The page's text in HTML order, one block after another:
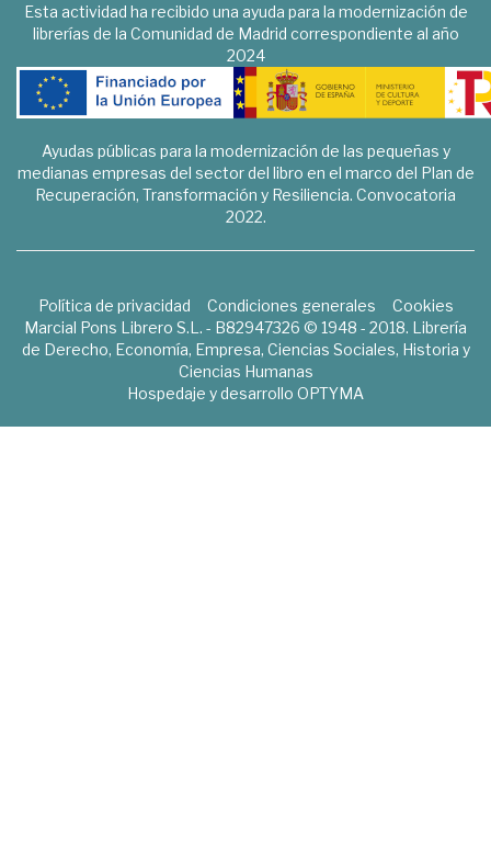
Esta actividad ha recibido una ayuda para la modernización de
librerías de la Comunidad de Madrid correspondiente al año
2024
Ayudas públicas para la modernización de las pequeñas y
medianas empresas del sector del libro en el marco del Plan de
Recuperación, Transformación y Resiliencia. Convocatoria
2022.
Política de privacidad Condiciones generales
Cookies
Marcial Pons Librero S.L. - B82947326 © 1948 - 2018. Librería
de Derecho, Economía, Empresa, Ciencias Sociales, Historia y
Ciencias Humanas
Hospedaje y desarrollo OPTYMA